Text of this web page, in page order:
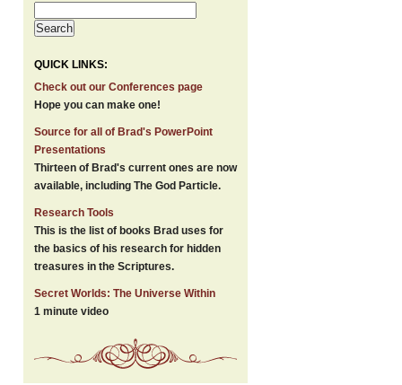
QUICK LINKS:
Check out our Conferences page
Hope you can make one!
Source for all of Brad's PowerPoint
Presentations
Thirteen of Brad's current ones are now
available, including The God Particle.
Research Tools
This is the list of books Brad uses for
the basics of his research for hidden
treasures in the Scriptures.
Secret Worlds: The Universe Within
1 minute video